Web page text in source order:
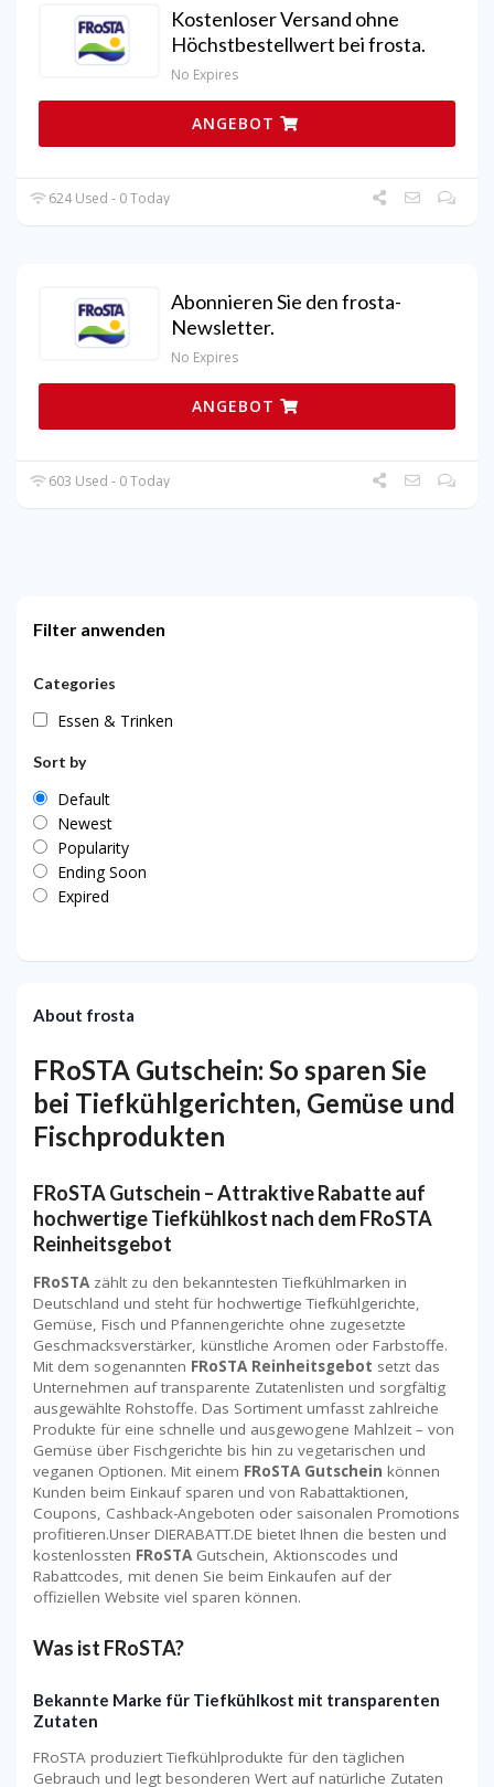
Kostenloser Versand ohne
Höchstbestellwert bei frosta.
No Expires
ANGEBOT
624 Used - 0 Today
Abonnieren Sie den frosta-
Newsletter.
No Expires
ANGEBOT
603 Used - 0 Today
Filter anwenden
Categories
Essen & Trinken
Sort by
Default
Newest
Popularity
Ending Soon
Expired
About frosta
FRoSTA Gutschein: So sparen Sie
bei Tiefkühlgerichten, Gemüse und
Fischprodukten
FRoSTA Gutschein – Attraktive Rabatte auf
hochwertige Tiefkühlkost nach dem FRoSTA
Reinheitsgebot
FRoSTA zählt zu den bekanntesten Tiefkühlmarken in
Deutschland und steht für hochwertige Tiefkühlgerichte,
Gemüse, Fisch und Pfannengerichte ohne zugesetzte
Geschmacksverstärker, künstliche Aromen oder Farbstoffe.
Mit dem sogenannten FRoSTA Reinheitsgebot setzt das
Unternehmen auf transparente Zutatenlisten und sorgfältig
ausgewählte Rohstoffe. Das Sortiment umfasst zahlreiche
Produkte für eine schnelle und ausgewogene Mahlzeit – von
Gemüse über Fischgerichte bis hin zu vegetarischen und
veganen Optionen. Mit einem FRoSTA Gutschein können
Kunden beim Einkauf sparen und von Rabattaktionen,
Coupons, Cashback-Angeboten oder saisonalen Promotions
profitieren.Unser DIERABATT.DE bietet Ihnen die besten und
kostenlossten FRoSTA Gutschein, Aktionscodes und
Rabattcodes, mit denen Sie beim Einkaufen auf der
offiziellen Website viel sparen können.
Was ist FRoSTA?
Bekannte Marke für Tiefkühlkost mit transparenten
Zutaten
FRoSTA produziert Tiefkühlprodukte für den täglichen
Gebrauch und legt besonderen Wert auf natürliche Zutaten